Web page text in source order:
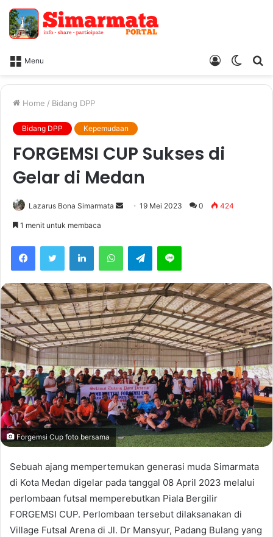
Menu
Switch
Log
Home / Bidang DPP
Bidang DPP Kepemudaan
FORGEMSI CUP Sukses di
Gelar di Medan
Lazarus Bona Simarmata
Send19 Mei 2023 0 424
1 menit untuk membaca
FacebookTwitter LinkedInWhatsAppTelegramLine
Forgemsi Cup foto bersama
Sebuah ajang mempertemukan generasi muda Simarmata
di Kota Medan digelar pada tanggal 08 April 2023 melalui
perlombaan futsal memperebutkan Piala Bergilir
FORGEMSI CUP. Perlombaan tersebut dilaksanakan di
Village Futsal Arena di Jl. Dr Mansyur, Padang Bulang yang